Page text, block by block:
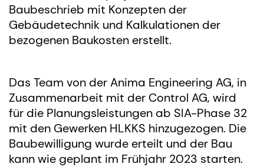
Baubeschrieb mit Konzepten der
Gebäudetechnik und Kalkulationen der
bezogenen Baukosten erstellt.
Das Team von der Anima Engineering AG, in
Zusammenarbeit mit der Control AG, wird
für die Planungsleistungen ab SIA-Phase 32
mit den Gewerken HLKKS hinzugezogen. Die
Baubewilligung wurde erteilt und der Bau
kann wie geplant im Frühjahr 2023 starten.